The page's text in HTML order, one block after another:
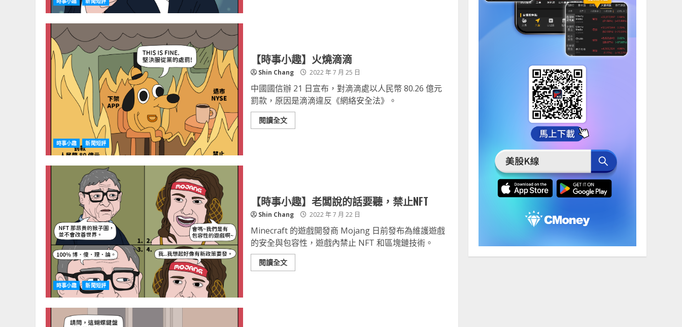
時事小趣 新聞短評
【時事小趣】火燒滴滴
Shin Chang 2022 年 7 月 25 日
中國國信辦 21 日宣布，對滴滴處以人民幣 80.26 億元
罰款，原因是滴滴違反《網絡安全法》。
閱讀全文
時事小趣 新聞短評
【時事小趣】老闆說的話要聽，禁止NFT
Shin Chang 2022 年 7 月 22 日
Minecraft 的遊戲開發商 Mojang 日前發布為維護遊戲
的安全與包容性，遊戲內禁止 NFT 和區塊鏈技術。
閱讀全文